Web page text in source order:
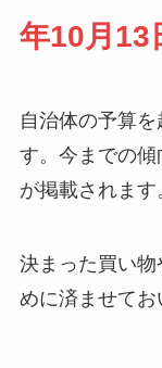
年10月13
自治体の予算
す。今までの
が掲載されま
決まった買い
めに済ませてお